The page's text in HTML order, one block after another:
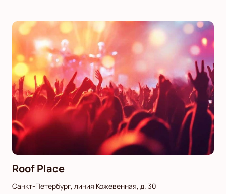
Roof Place
Санкт-Петербург, линия Кожевенная, д. 30